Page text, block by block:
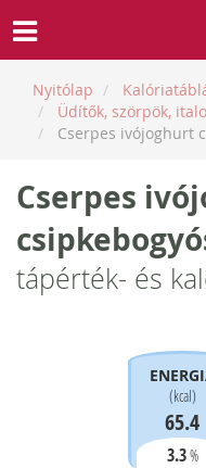
Nyitólap
Üdítők, szörpök,
Cserpes ivójoghurt
Cserpes
tápérték- és
(kcal)
65.4
3.3%